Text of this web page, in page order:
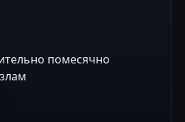
помесячно